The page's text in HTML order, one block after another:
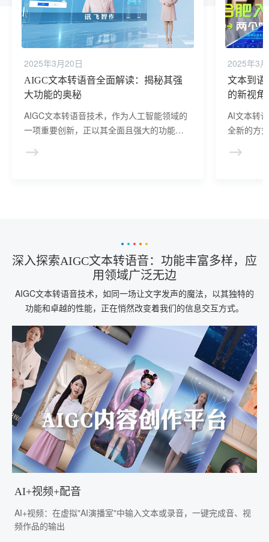
2025年3月20日
AIGC文本转语音全面解读：揭秘其强
大功能的奥秘
AIGC文本转语音技术，作为人工智能领域的
一项重要创新，正以其全面且强大的功能引
2025年3
文本到语
的新视角
AI文本转
全新的方
深入探索AIGC文本转语音：功能丰富多样，应
用领域广泛无边
AIGC文本转语音技术，如同一场让文字发声的魔法，以其独特的
功能和卓越的性能，正在悄然改变着我们的信息交互方式。
AI+视频+配音
AI+视频：在虚拟"AI演播室"中输入文本或录音，一键完成音、视
频作品的输出